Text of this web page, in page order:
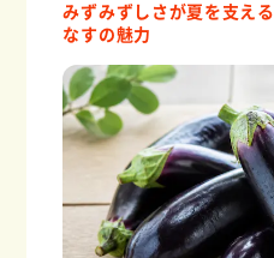
みずみずしさが夏を支える
なすの魅力